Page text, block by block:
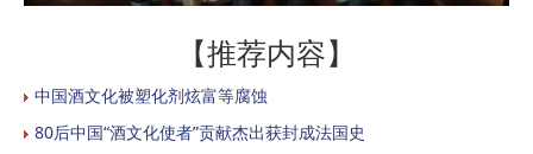
【推荐内容】
中国酒文化被塑化剂炫富等腐蚀
80后中国“酒文化使者”贡献杰出获封成法国史